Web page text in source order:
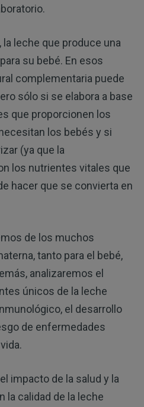
leche que produce una
su bebé. En esos
complementaria puede
sólo si se elabora a base
que proporcionen los
los bebés y si
(ya que la
los nutrientes vitales que
hacer que se convierta en
de los muchos
tanto para el bebé,
analizaremos el
únicos de la leche
el desarrollo
de enfermedades
impacto de la salud y la
la calidad de la leche